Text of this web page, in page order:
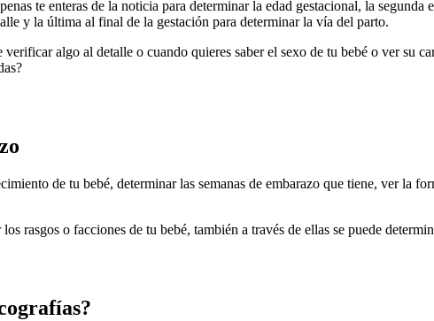
te enteras de la noticia para determinar la edad gestacional, la segunda
y la última al final de la gestación para determinar la vía del parto.
algo al detalle o cuando quieres saber el sexo de tu bebé o ver su
de tu bebé, determinar las semanas de embarazo que tiene, ver la
rasgos o facciones de tu bebé, también a través de ellas se puede